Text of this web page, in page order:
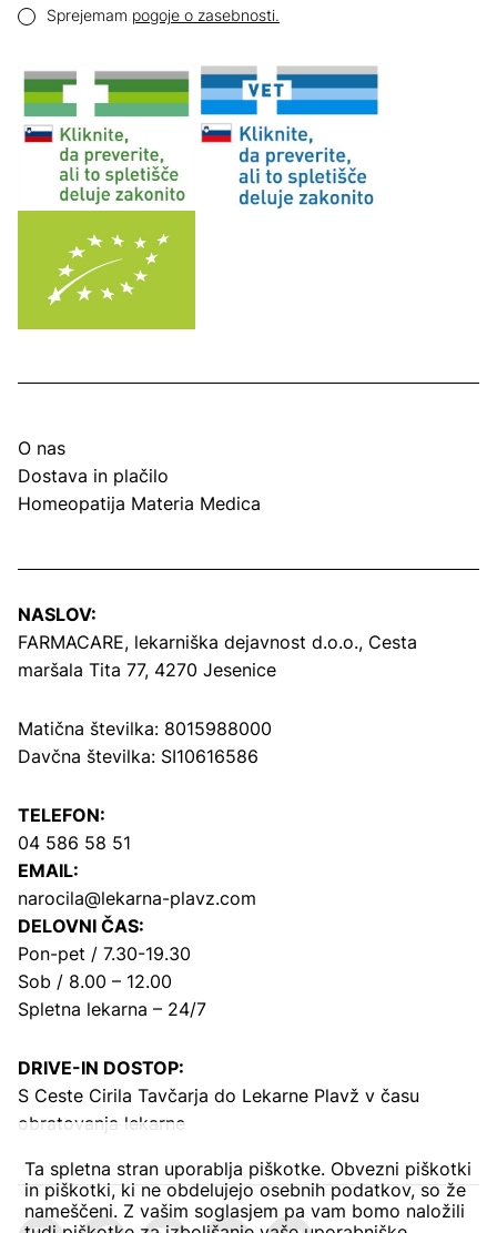
Pogoji zasebnosti
Sprejemam pogoje o zasebnosti.
O nas
Dostava in plačilo
Homeopatija Materia Medica
NASLOV:
FARMACARE, lekarniška dejavnost d.o.o., Cesta
maršala Tita 77, 4270 Jesenice
Matična številka: 8015988000
Davčna številka: SI10616586
TELEFON:
04 586 58 51
EMAIL:
narocila@lekarna-plavz.com
DELOVNI ČAS:
Pon-pet / 7.30-19.30
Sob / 8.00 – 12.00
Spletna lekarna – 24/7
DRIVE-IN DOSTOP:
S Ceste Cirila Tavčarja do Lekarne Plavž v času
obratovanja lekarne
Ta spletna stran uporablja piškotke. Obvezni piškotki
in piškotki, ki ne obdelujejo osebnih podatkov, so že
nameščeni. Z vašim soglasjem pa vam bomo naložili